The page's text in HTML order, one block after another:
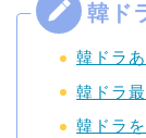
韓ドラ
韓ドラ
韓ドラ